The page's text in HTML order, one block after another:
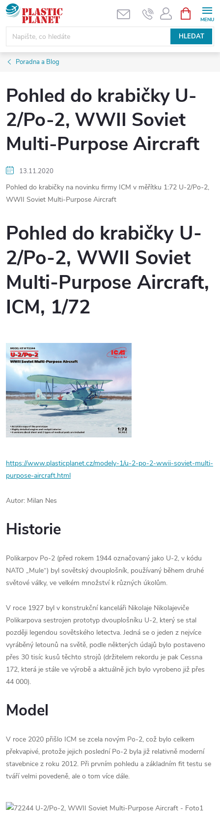
Přejít
na
obsah
HLEDAT
NÁKUPNÍ
KOŠÍK
Poradna a Blog
Pohled do krabičky U-
2/Po-2, WWII Soviet
Multi-Purpose Aircraft
13.11.2020
Pohled do krabičky na novinku firmy ICM v měřítku 1:72 U-2/Po-2,
WWII Soviet Multi-Purpose Aircraft
Pohled do krabičky U-
2/Po-2, WWII Soviet
Multi-Purpose Aircraft,
ICM, 1/72
https://www.plasticplanet.cz/modely-1/u-2-po-2-wwii-soviet-multi-
purpose-aircraft.html
Autor: Milan Nes
Historie
Polikarpov Po-2 (před rokem 1944 označovaný jako U-2, v kódu
NATO „Mule“) byl sovětský dvouplošník, používaný během druhé
světové války, ve velkém množství k různých úkolům.
V roce 1927 byl v konstrukční kanceláři Nikolaje Nikolajeviče
Polikarpova sestrojen prototyp dvouplošníku U-2, který se stal
později legendou sovětského letectva. Jedná se o jeden z nejvíce
vyráběný letounů na světě, podle některých údajů bylo postaveno
přes 30 tisíc kusů těchto strojů (držitelem rekordu je pak Cessna
172, která je stále ve výrobě a aktuálně jich bylo vyrobeno již přes
44 000).
Model
V roce 2020 přišlo ICM se zcela novým Po-2, což bylo celkem
překvapivé, protože jejich poslední Po-2 byla již relativně moderní
stavebnice z roku 2012. Při prvním pohledu a základním fit testu se
tváří velmi povedeně, ale o tom více dále.